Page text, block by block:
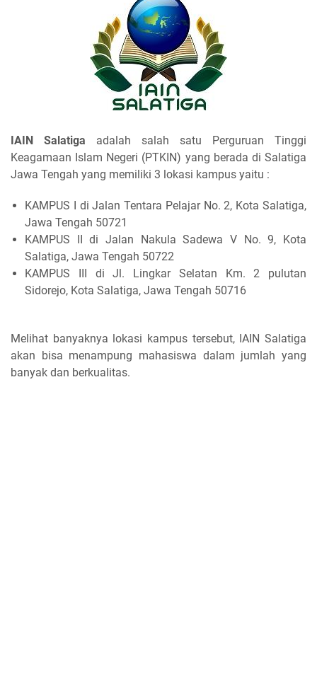
IAIN Salatiga adalah salah satu Perguruan Tinggi
Keagamaan Islam Negeri (PTKIN) yang berada di Salatiga
Jawa Tengah yang memiliki 3 lokasi kampus yaitu :
KAMPUS I di Jalan Tentara Pelajar No. 2, Kota Salatiga,
Jawa Tengah 50721
KAMPUS II di Jalan Nakula Sadewa V No. 9, Kota
Salatiga, Jawa Tengah 50722
KAMPUS III di Jl. Lingkar Selatan Km. 2 pulutan
Sidorejo, Kota Salatiga, Jawa Tengah 50716
Melihat banyaknya lokasi kampus tersebut, IAIN Salatiga
akan bisa menampung mahasiswa dalam jumlah yang
banyak dan berkualitas.